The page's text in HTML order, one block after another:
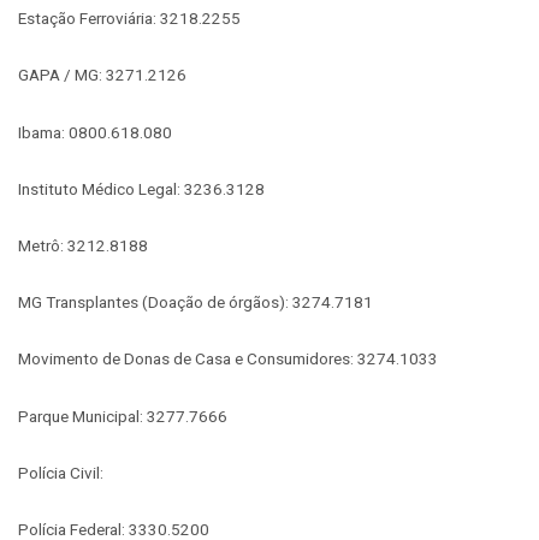
Estação Ferroviária: 3218.2255
GAPA / MG: 3271.2126
Ibama: 0800.618.080
Instituto Médico Legal: 3236.3128
Metrô: 3212.8188
MG Transplantes (Doação de órgãos): 3274.7181
Movimento de Donas de Casa e Consumidores: 3274.1033
Parque Municipal: 3277.7666
Polícia Civil:
Polícia Federal: 3330.5200